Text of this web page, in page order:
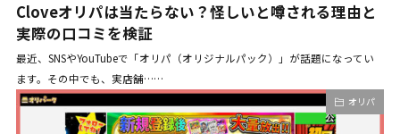
Cloveオリパは当たらない？怪しいと噂される理由と
実際の口コミを検証
最近、SNSやYouTubeで「オリパ（オリジナルパック）」が話題になってい
ます。その中でも、実店舗……
オリパ